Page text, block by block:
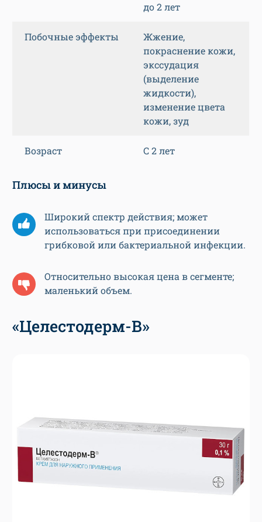
до 2 лет
Побочные эффекты
Жжение,
покраснение кожи,
экссудация
(выделение
жидкости),
изменение цвета
кожи, зуд
Возраст С 2 лет
Плюсы и минусы
Широкий спектр действия; может
использоваться при присоединении
грибковой или бактериальной инфекции.
Относительно высокая цена в сегменте;
маленький объем.
«Целестодерм-В»